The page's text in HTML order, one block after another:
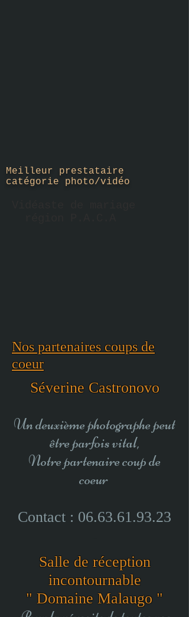
Meilleur prestataire
catégorie photo/vidéo
Nos partenaires coups de
coeur
Séverine Castronovo
Un deuxième photographe peut
être parfois vital,
Notre partenaire coup de
coeur
Contact : 06.63.61.93.23
Salle de réception
incontournable
" Domaine Malaugo "